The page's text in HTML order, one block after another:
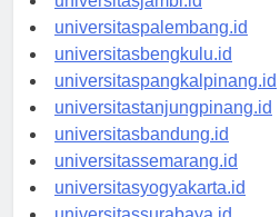
universitasjambi.id
universitaspalembang.id
universitasbengkulu.id
universitaspangkalpinang.id
universitastanjungpinang.id
universitasbandung.id
universitassemarang.id
universitasyogyakarta.id